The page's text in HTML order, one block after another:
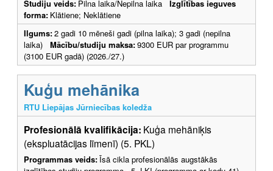
Studiju veids: Pilna laika/Nepilna laika Izglītības ieguves
forma: Klātiene; Neklātiene
Ilgums:2 gadi 10 mēneši gadi (pilna laika); 3 gadi (nepilna
laika) Mācību/studiju maksa:9300 EUR par programmu
(3100 EUR gadā) (2026./27.)
Kuģu mehānika
RTU Liepājas Jūrniecības koledža
Profesionālā kvalifikācija: Kuģa mehāniķis
(ekspluatācijas līmenī) (5. PKL)
Programmas veids:Īsā cikla profesionālās augstākās